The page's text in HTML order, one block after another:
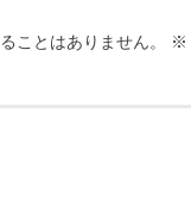
ことはありません。 ※